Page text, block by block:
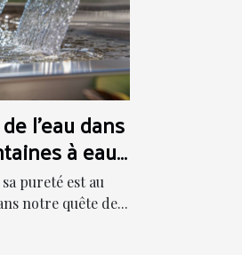
l'eau dans
à eau
pureté est au
notre quête de...